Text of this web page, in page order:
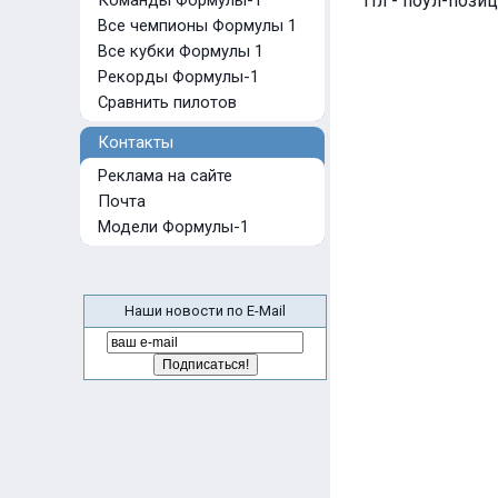
Все чемпионы Формулы 1
Все кубки Формулы 1
Рекорды Формулы-1
Сравнить пилотов
Контакты
Реклама на сайте
Почта
Модели Формулы-1
Наши новости по E-Mail